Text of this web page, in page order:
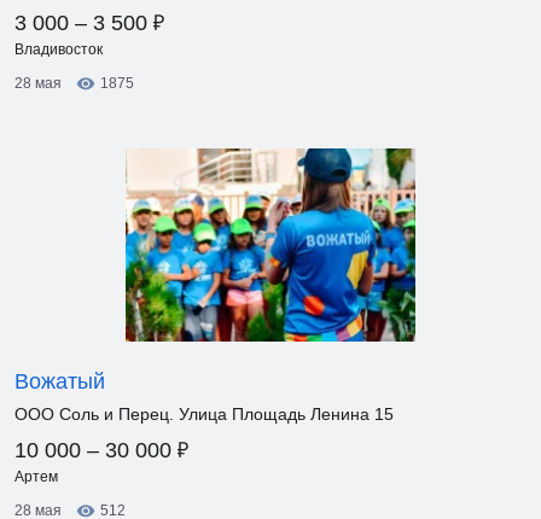
3 000 – 3 500 ₽
Владивосток
28 мая
1875
Вожатый
ООО Соль и Перец. Улица Площадь Ленина 15
10 000 – 30 000 ₽
Артем
28 мая
512